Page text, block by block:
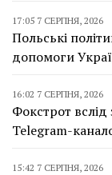
17:05 7 СЕРПНЯ, 2026
Польські
допомоги
16:02 7 СЕРПНЯ, 2026
Фокстрот
Telegram-
15:42 7 СЕРПНЯ, 2026